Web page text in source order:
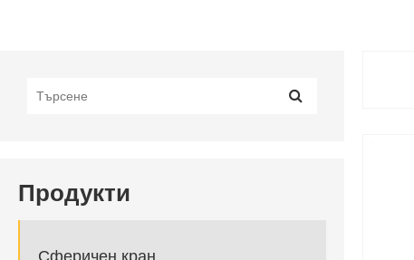
1. Серия PN за номинално налягане (GB / EN стандарти)
1.2 PN25, PN40: Подходящ за приложения със средно
1.3 PN63 и по-горе: Подходящ за тежки условия като
Продукти
Сферичен кран